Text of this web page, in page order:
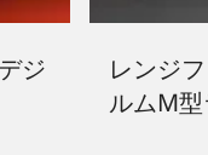
ジ
レンジ
ルムM